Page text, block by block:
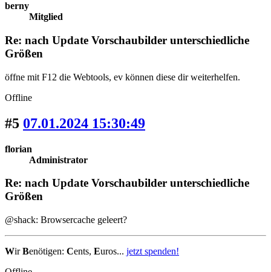
berny
Mitglied
Re: nach Update Vorschaubilder unterschiedliche
Größen
öffne mit F12 die Webtools, ev können diese dir weiterhelfen.
Offline
#5 07.01.2024 15:30:49
florian
Administrator
Re: nach Update Vorschaubilder unterschiedliche
Größen
@shack: Browsercache geleert?
WirBenötigen: Cents, Euros... jetzt spenden!